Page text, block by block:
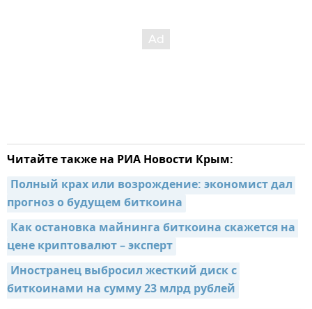
Читайте также на РИА Новости Крым:
Полный крах или возрождение: экономист дал
прогноз о будущем биткоина
Как остановка майнинга биткоина скажется на
цене криптовалют – эксперт
Иностранец выбросил жесткий диск с
биткоинами на сумму 23 млрд рублей